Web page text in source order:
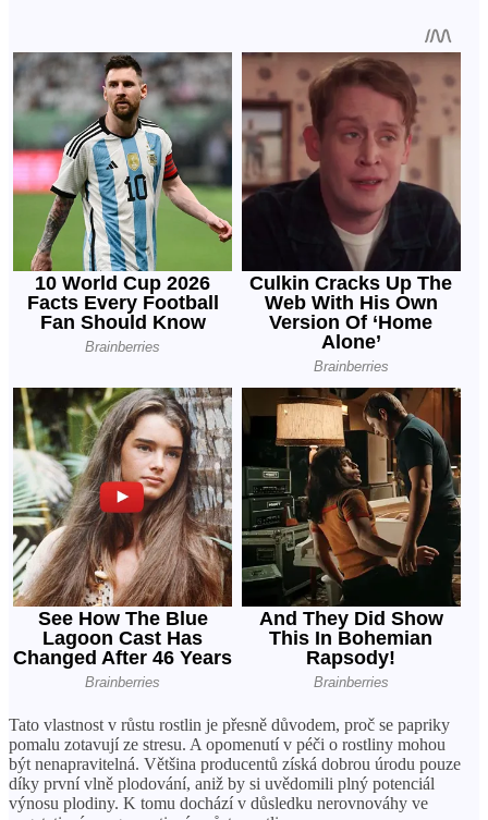
Tato vlastnost v růstu rostlin je přesně důvodem, proč se papriky
pomalu zotavují ze stresu. A opomenutí v péči o rostliny mohou
být nenapravitelná. Většina producentů získá dobrou úrodu pouze
díky první vlně plodování, aniž by si uvědomili plný potenciál
výnosu plodiny. K tomu dochází v důsledku nerovnováhy ve